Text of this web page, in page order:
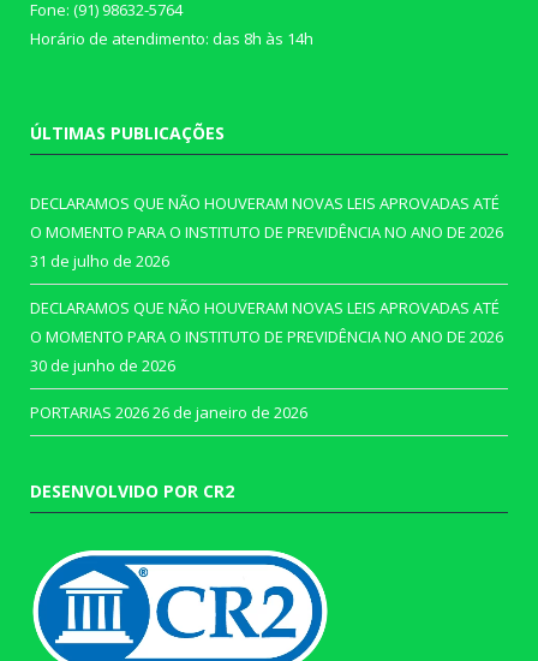
Fone: (91) 98632-5764
Horário de atendimento: das 8h às 14h
ÚLTIMAS PUBLICAÇÕES
DECLARAMOS QUE NÃO HOUVERAM NOVAS LEIS APROVADAS ATÉ
O MOMENTO PARA O INSTITUTO DE PREVIDÊNCIA NO ANO DE 2026
31 de julho de 2026
DECLARAMOS QUE NÃO HOUVERAM NOVAS LEIS APROVADAS ATÉ
O MOMENTO PARA O INSTITUTO DE PREVIDÊNCIA NO ANO DE 2026
30 de junho de 2026
PORTARIAS 202626 de janeiro de 2026
DESENVOLVIDO POR CR2